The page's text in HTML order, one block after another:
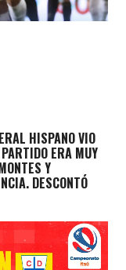
HISPANO VIO
ERA MUY
Y
DESCONTÓ